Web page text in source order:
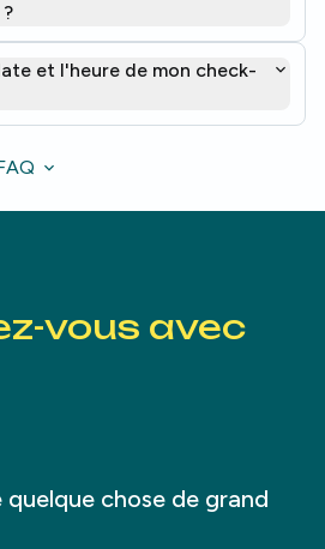
et l'heure de mon check-
vous avec
quelque chose de grand